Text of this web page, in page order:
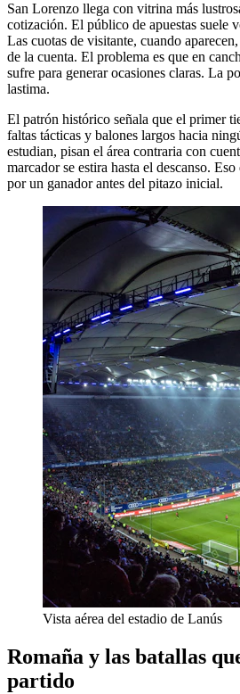
San Lorenzo llega con vitrina más
cotización. El público de apuestas suele
Las cuotas de visitante, cuando
de la cuenta. El problema es que en
sufre para generar ocasiones claras. La
lastima.
El patrón histórico señala que el primer
faltas tácticas y balones largos hacia
estudian, pisan el área contraria con
marcador se estira hasta el descanso.
por un ganador antes del pitazo inicial.
Vista aérea del estadio de Lanús
Romaña y las batallas
partido